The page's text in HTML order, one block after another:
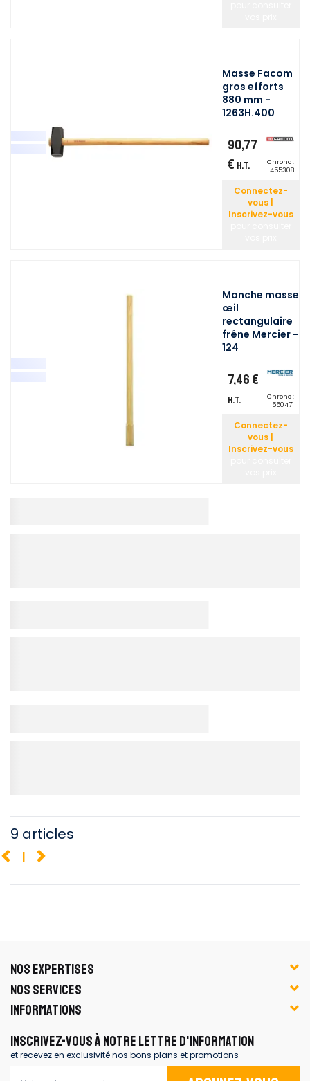
Masse Facom
gros efforts
880 mm -
1263H.400
90,77
€ H.T.
Chrono :
455308
Connectez-
vous |
Inscrivez-vous
Manche masse
œil
rectangulaire
frêne Mercier -
124
7,46 €
H.T.
Chrono :
550471
Connectez-
vous |
Inscrivez-vous
9 articles
1
NOS EXPERTISES
NOS SERVICES
INFORMATIONS
INSCRIVEZ-VOUS À NOTRE LETTRE D'INFORMATION
et recevez en exclusivité nos bons plans et promotions